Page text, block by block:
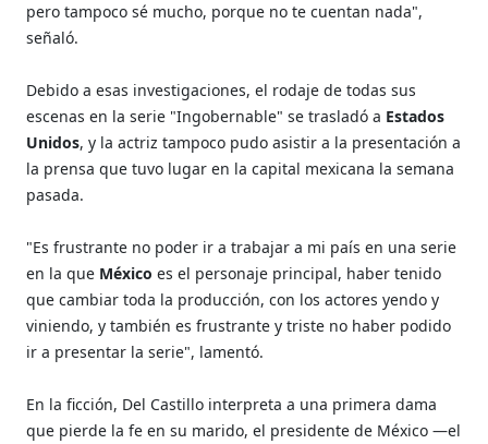
pero tampoco sé mucho, porque no te cuentan nada",
señaló.
Debido a esas investigaciones, el rodaje de todas sus
escenas en la serie "Ingobernable" se trasladó a Estados
Unidos, y la actriz tampoco pudo asistir a la presentación a
la prensa que tuvo lugar en la capital mexicana la semana
pasada.
"Es frustrante no poder ir a trabajar a mi país en una serie
en la que México es el personaje principal, haber tenido
que cambiar toda la producción, con los actores yendo y
viniendo, y también es frustrante y triste no haber podido
ir a presentar la serie", lamentó.
En la ficción, Del Castillo interpreta a una primera dama
que pierde la fe en su marido, el presidente de México —el